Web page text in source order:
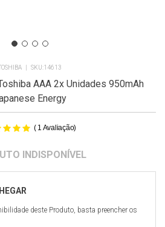
14613
AAA 2x Unidades 950mAh
Energy
( 1 Avaliação)
deste Produto, basta preencher os